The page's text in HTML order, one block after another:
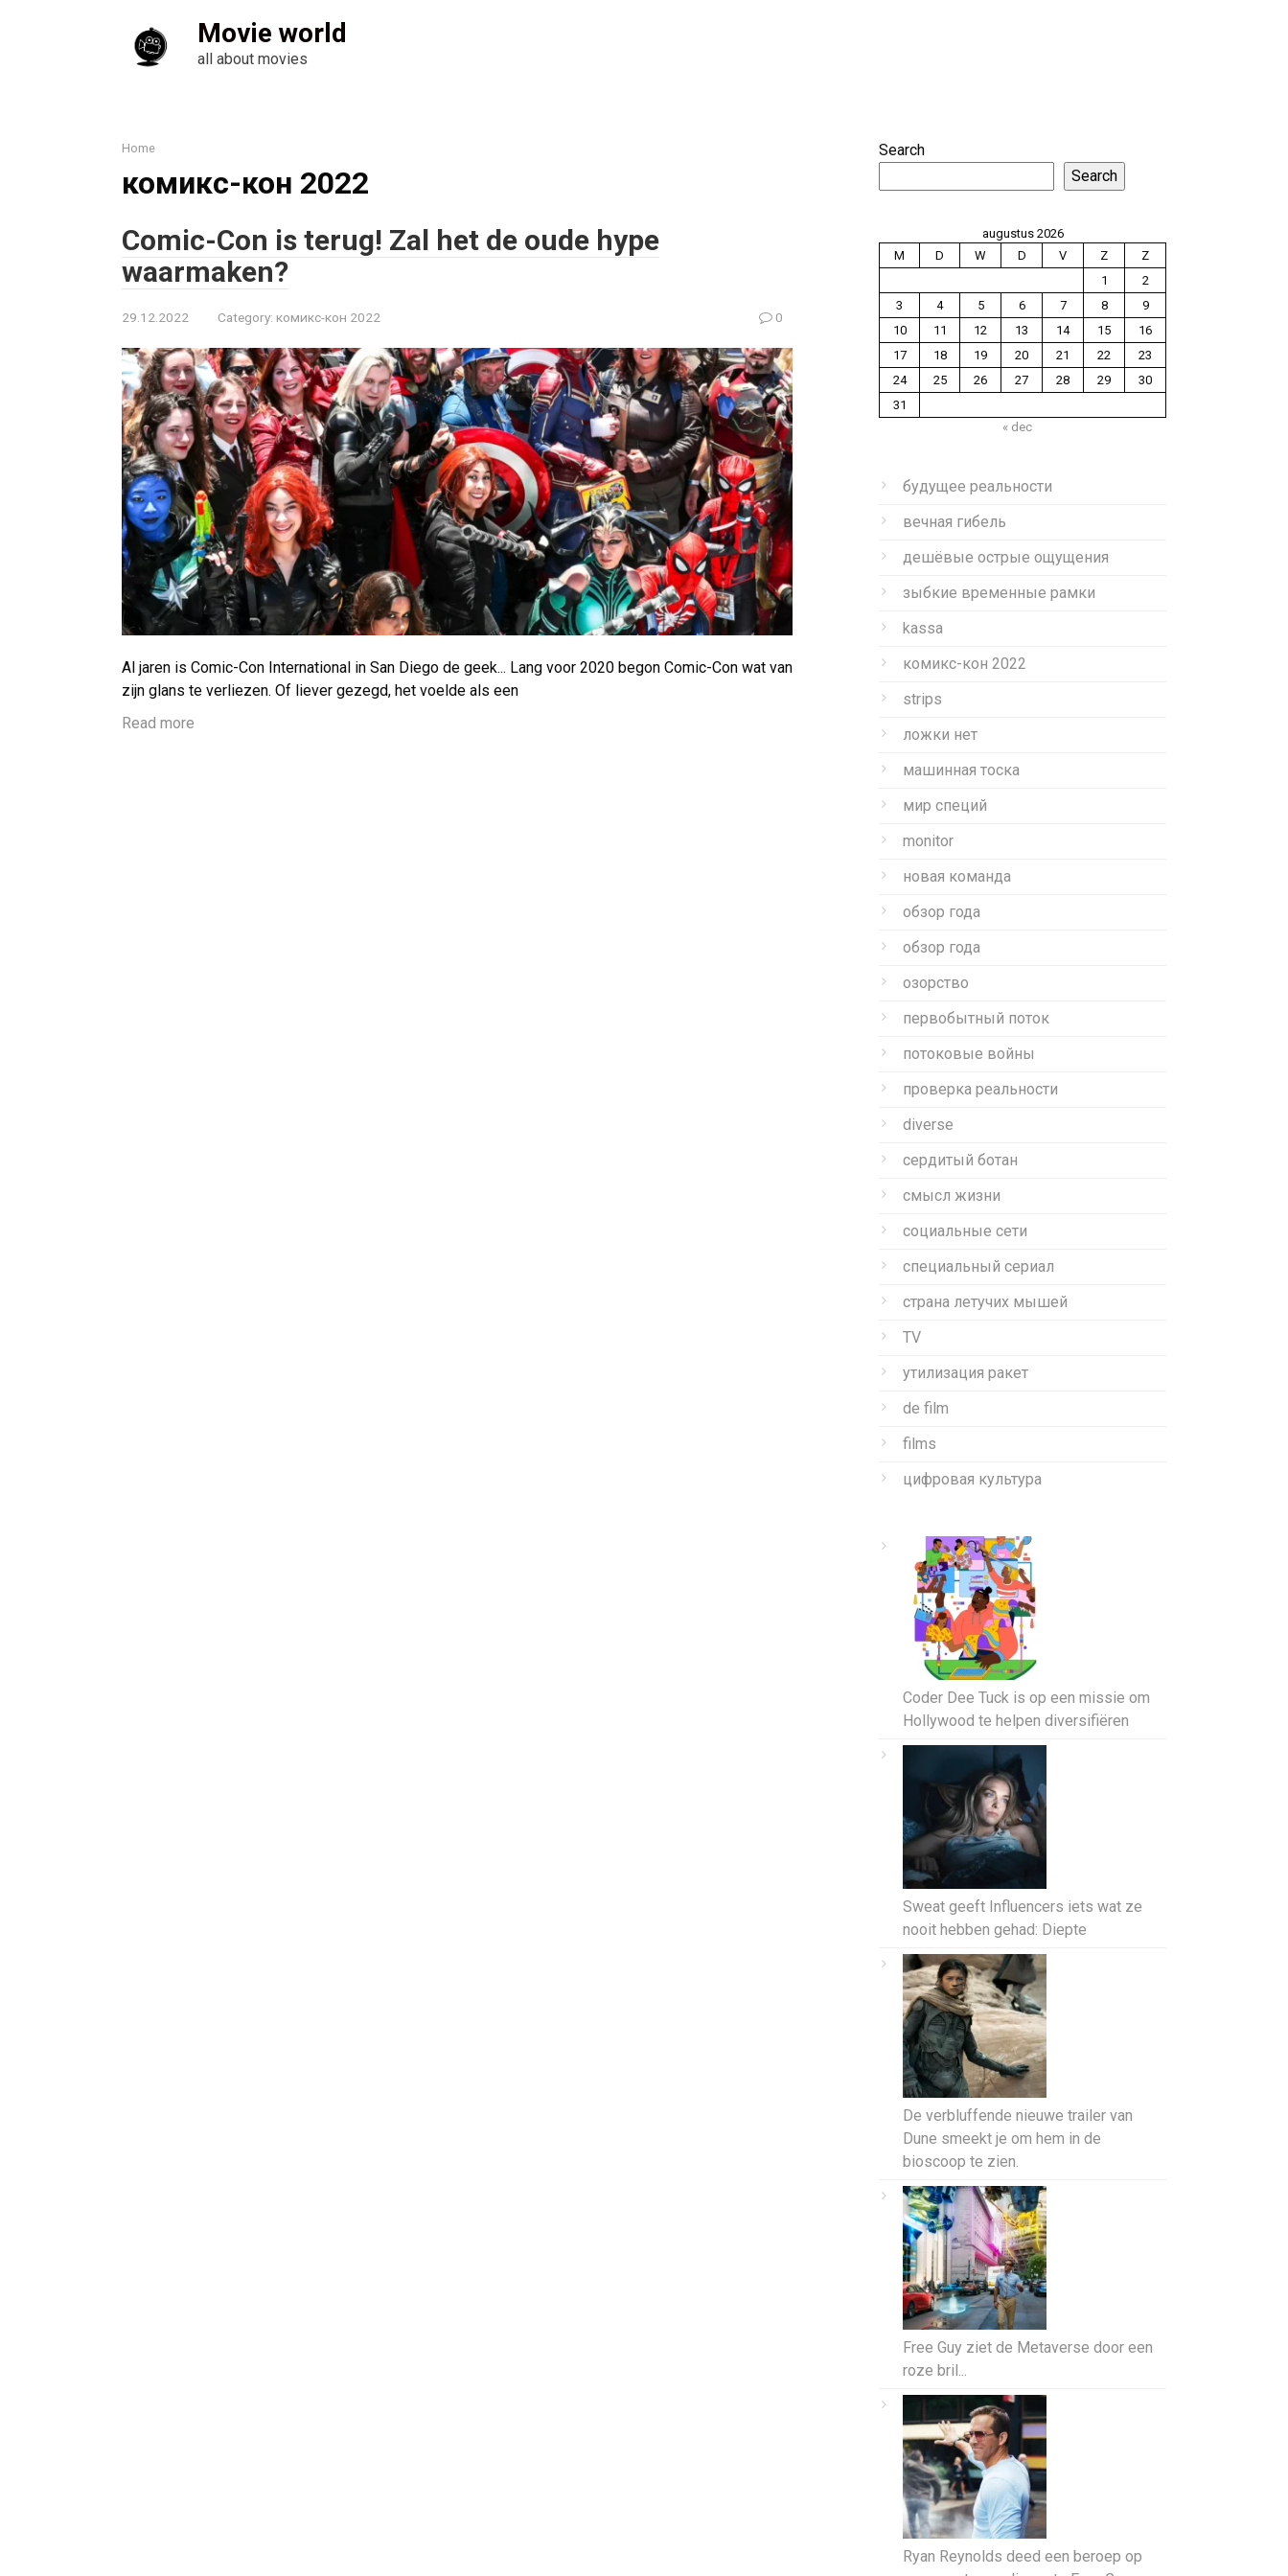
Movie world
all about movies
Home
комикс-кон 2022
Comic-Con is terug! Zal het de oude hype
waarmaken?
29.12.2022 Category: комикс-кон 2022 0
Al jaren is Comic-Con International in San Diego de geek... Lang voor 2020 begon Comic-Con wat van
zijn glans te verliezen. Of liever gezegd, het voelde als een
Read more
Search
Search
augustus 2026
M
D W D V Z
Z
1
2
3
4 5 6 7 8
9
10
11 12 13 14 15
16
17
18 19 20 21 22
23
24
25 26 27 28 29
30
31
« dec
будущее реальности
вечная гибель
дешёвые острые ощущения
зыбкие временные рамки
kassa
комикс-кон 2022
strips
ложки нет
машинная тоска
мир специй
monitor
новая команда
обзор года
обзор года
озорство
первобытный поток
потоковые войны
проверка реальности
diverse
сердитый ботан
смысл жизни
социальные сети
специальный сериал
страна летучих мышей
TV
утилизация ракет
de film
films
цифровая культура
Coder Dee Tuck is op een missie om
Hollywood te helpen diversifiëren
Sweat geeft Influencers iets wat ze
nooit hebben gehad: Diepte
De verbluffende nieuwe trailer van
Dune smeekt je om hem in de
bioscoop te zien.
Free Guy ziet de Metaverse door een
roze bril...
Ryan Reynolds deed een beroep op